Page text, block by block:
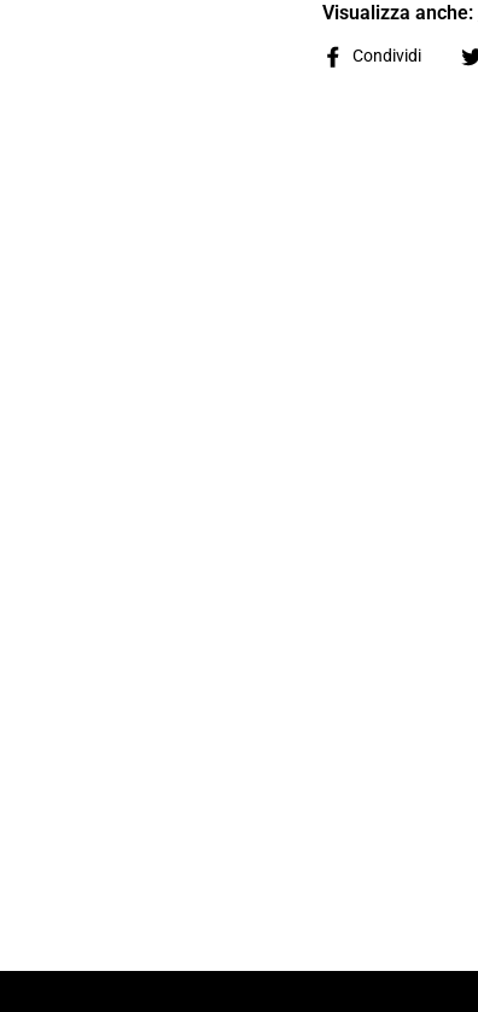
Visualizza anche:
Condividi